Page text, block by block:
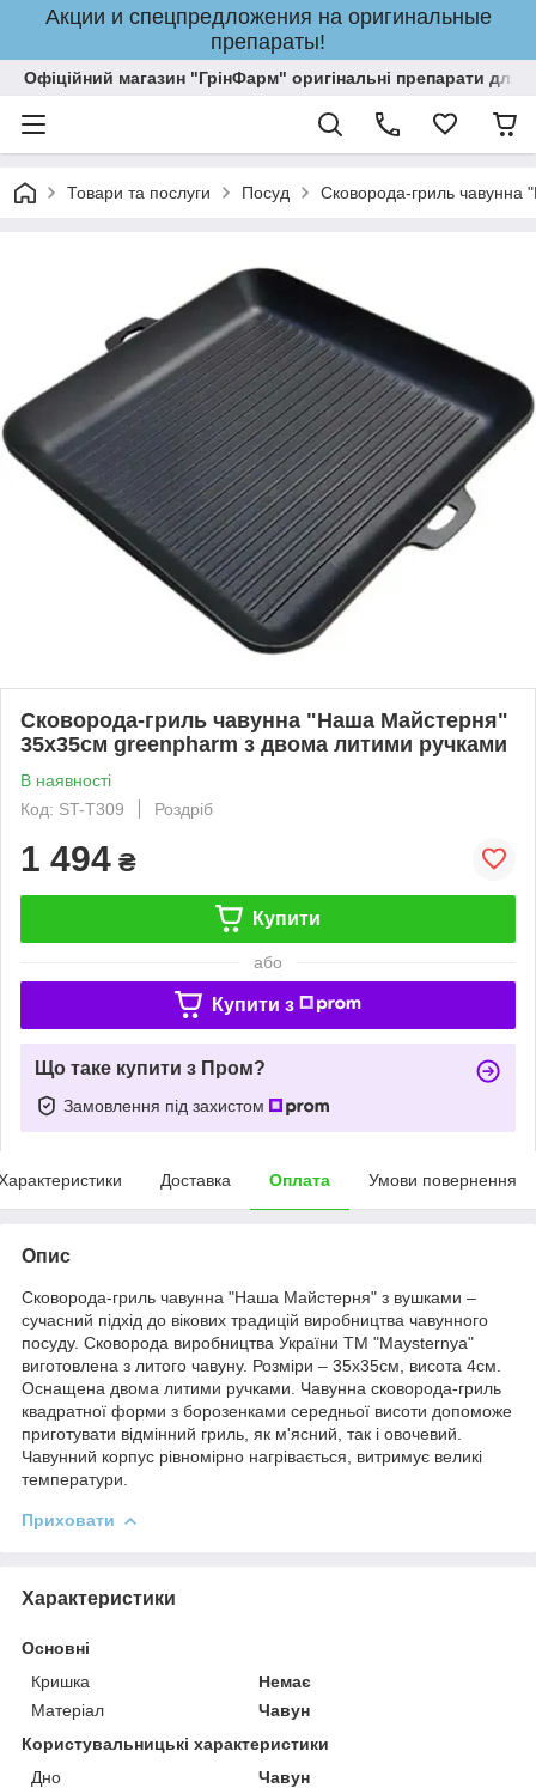
Акции и спецпредложения на оригинальные
препараты!
Офіційний магазин "ГрінФарм" оригінальні препарати для
Товари та послуги Посуд Сковорода-гриль
Сковорода-гриль чавунна "Наша Майстерня"
35х35см greenpharm з двома литими ручками
В наявності
Код: ST-T309
Роздріб
1 494 ₴
Купити
або
Купити з
Що таке купити з Пром?
Замовлення під захистом
Доставка Оплата Умови повернення
Опис
Сковорода-гриль чавунна "Наша Майстерня" з вушками –
сучасний підхід до вікових традицій виробництва чавунного
посуду. Сковорода виробництва України ТМ "Maysternya"
виготовлена з литого чавуну. Розміри – 35х35см, висота 4см.
Оснащена двома литими ручками. Чавунна сковорода-гриль
квадратної форми з борозенками середньої висоти допоможе
приготувати відмінний гриль, як м'ясний, так і овочевий.
Чавунний корпус рівномірно нагрівається, витримує великі
температури.
Приховати
Характеристики
Основні
Кришка
Немає
Матеріал
Чавун
Користувальницькі характеристики
Дно
Чавун